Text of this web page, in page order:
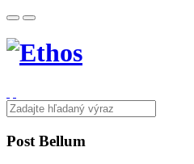
Post Bellum